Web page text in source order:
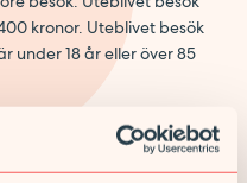
kronor. Uteblivet besök
under 18 år eller över 85
vanliga
för intyg och vaccinationer